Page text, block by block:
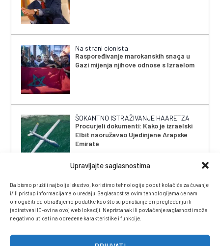
Upravljajte saglasnostima
Da bismo pružili najbolje iskustvo, koristimo tehnologije poput kolačića za čuvanje
i/ili pristup informacijama o uređaju. Saglasnost sa ovim tehnologijama će nam
omogućiti da obrađujemo podatke kao što su ponašanje pri pregledanju ili
jedinstveni ID-ovi na ovoj web lokaciji. Nepristanak ili povlačenje saglasnosti može
negativno uticati na određene karakteristike i funkcije.
Na strani cionista
Raspoređivanje marokanskih snaga u
Gazi mijenja njihove odnose s Izraelom
ŠOKANTNO ISTRAŽIVANJE HAARETZA
Procurjeli dokumenti: Kako je izraelski
Elbit naoružavao Ujedinjene Arapske
Emirate